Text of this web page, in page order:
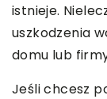
istnieje.
uszkodzenia
domu lub
Jeśli chcesz